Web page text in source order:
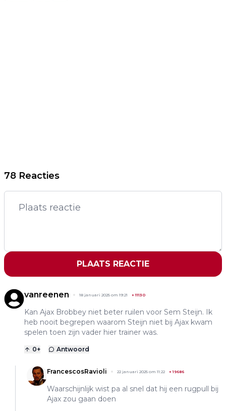
78 Reacties
PLAATS REACTIE
vanreenen 18 januari 2025 om 19:21 +11130
Kan Ajax Brobbey niet beter ruilen voor Sem Steijn. Ik
heb nooit begrepen waarom Steijn niet bij Ajax kwam
spelen toen zijn vader hier trainer was.
0+ Antwoord
FrancescosRavioli 22 januari 2025 om 11:22 +19686
Waarschijnlijk wist pa al snel dat hij een rugpull bij
Ajax zou gaan doen